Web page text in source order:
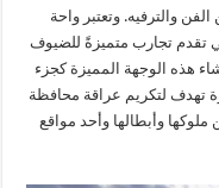
والترفيه. وتعتبر واحة
تقدم تجارب متميزةً للضيوف
هذه الوجهة المميزة كجزء
تهدف لتكريم عراقة محافظة
وأبطالها وأحد مواقع